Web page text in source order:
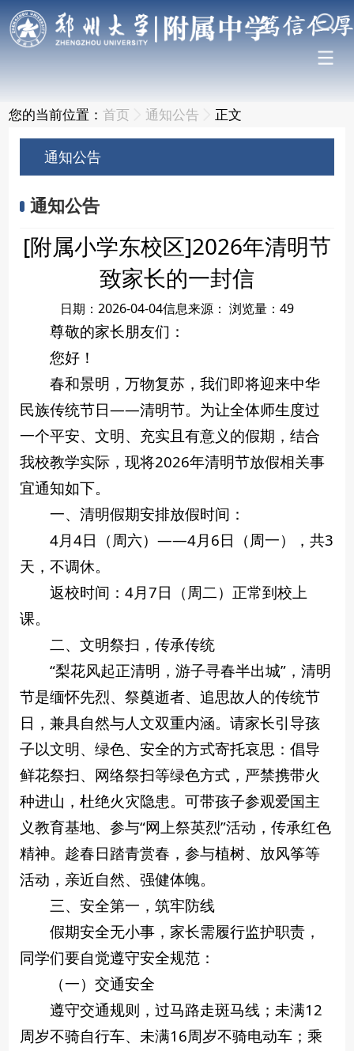
您的当前位置：首页 通知公告 正文
通知公告
通知公告
[附属小学东校区]2026年清明节
致家长的一封信
日期：2026-04-04信息来源： 浏览量： 49
尊敬的家长朋友们：
您好！
春和景明，万物复苏，我们即将迎来中华
民族传统节日——清明节。为让全体师生度过
一个平安、文明、充实且有意义的假期，结合
我校教学实际，现将2026年清明节放假相关事
宜通知如下。
一、清明假期安排放假时间：
4月4日（周六）——4月6日（周一），共3
天，不调休。
返校时间：4月7日（周二）正常到校上
课。
二、文明祭扫，传承传统
“梨花风起正清明，游子寻春半出城”，清明
节是缅怀先烈、祭奠逝者、追思故人的传统节
日，兼具自然与人文双重内涵。请家长引导孩
子以文明、绿色、安全的方式寄托哀思：倡导
鲜花祭扫、网络祭扫等绿色方式，严禁携带火
种进山，杜绝火灾隐患。可带孩子参观爱国主
义教育基地、参与“网上祭英烈”活动，传承红色
精神。趁春日踏青赏春，参与植树、放风筝等
活动，亲近自然、强健体魄。
三、安全第一，筑牢防线
假期安全无小事，家长需履行监护职责，
同学们要自觉遵守安全规范：
（一）交通安全
遵守交通规则，过马路走斑马线；未满12
周岁不骑自行车、未满16周岁不骑电动车；乘